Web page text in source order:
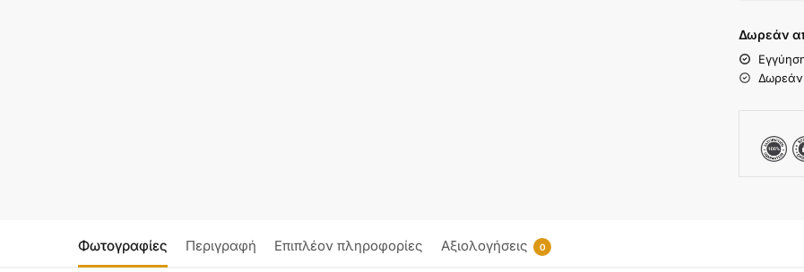
Δωρεάν
Φωτογραφίες Περιγραφή Επιπλέον πληροφορίες Αξιολογήσεις 0